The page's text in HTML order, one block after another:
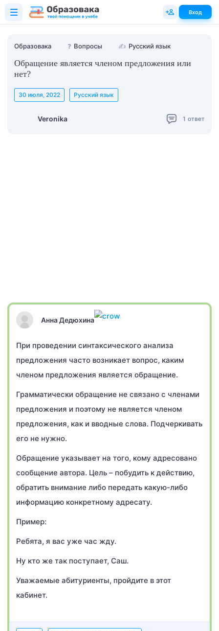
Образовака ❓ Вопросы ✍ Русский язык
Обращение является членом предложения или
нет?
Veronika
30 июля, 2022 Русский язык
1 ответ
Анна Дедюхина
При проведении синтаксического анализа
предложения часто возникает вопрос, каким
членом предложения является обращение.
Грамматически обращение не связано с членами
предложения и поэтому не является членом
предложения, как и вводные слова. Подчеркивать
его не нужно.
Обращение указывает на того, кому адресовано
сообщение автора. Цель – побудить к действию,
обратить внимание либо передать какую-либо
информацию конкретному адресату.
Пример:
Ребята, я вас уже час жду.
Ну кто же так поступает, Саш.
Уважаемые абитуриенты, пройдите в этот
кабинет.
Вход